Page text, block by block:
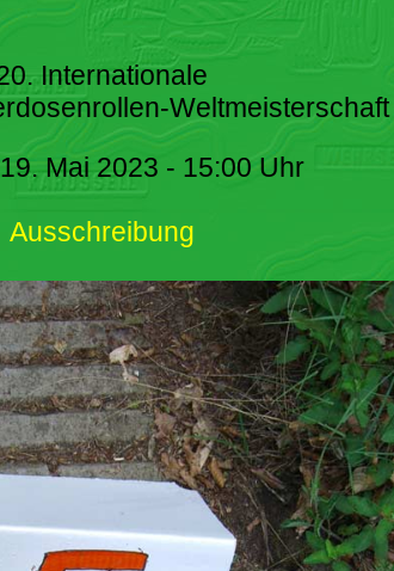
Internationale
Weltmeisterschaft
Mai 2023 - 15:00 Uhr
Ausschreibung